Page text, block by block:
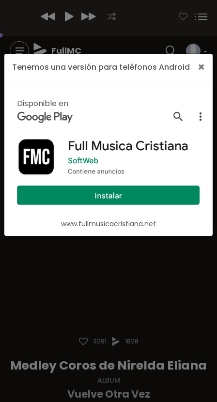
FullMC
3291 1828
Medley Coros de Nirelda Eliana
ALBUM
Vuelve Otra Vez
Tenemos una versión para teléfonos Android ×
Disponible en
www.fullmusicacristiana.net